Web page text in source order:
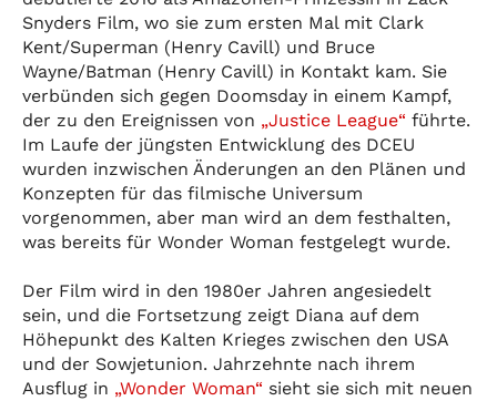
Snyders Film, wo sie zum ersten Mal mit Clark
Kent/Superman (Henry Cavill) und Bruce
Wayne/Batman (Henry Cavill) in Kontakt kam. Sie
verbünden sich gegen Doomsday in einem Kampf,
der zu den Ereignissen von „Justice League“ führte.
Im Laufe der jüngsten Entwicklung des DCEU
wurden inzwischen Änderungen an den Plänen und
Konzepten für das filmische Universum
vorgenommen, aber man wird an dem festhalten,
was bereits für Wonder Woman festgelegt wurde.
Der Film wird in den 1980er Jahren angesiedelt
sein, und die Fortsetzung zeigt Diana auf dem
Höhepunkt des Kalten Krieges zwischen den USA
und der Sowjetunion. Jahrzehnte nach ihrem
Ausflug in „Wonder Woman“ sieht sie sich mit neuen